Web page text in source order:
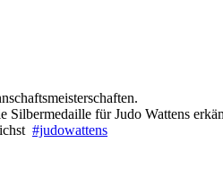
Silbermedaille für Judo Wattens
#judowattens